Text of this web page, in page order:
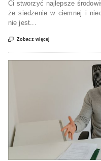
Ci stworzyć najlepsze
że siedzenie w ciemnej i
nie jest...
 Zobacz więcej